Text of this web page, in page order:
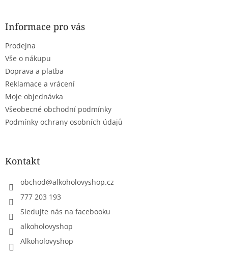
p
i
Informace pro vás
Prodejna
Vše o nákupu
Doprava a platba
Reklamace a vrácení
Moje objednávka
Všeobecné obchodní podmínky
Podmínky ochrany osobních údajů
Kontakt
obchod@alkoholovyshop.cz
777 203 193
Sledujte nás na facebooku
alkoholovyshop
Alkoholovyshop